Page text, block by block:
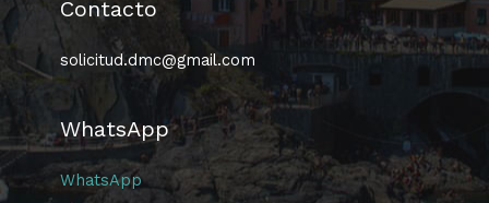
Contacto
solicitud.dmc@gmail.com
WhatsApp
WhatsApp